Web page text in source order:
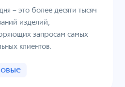
– это более десяти тысяч
изделий,
запросам самых
клиентов.